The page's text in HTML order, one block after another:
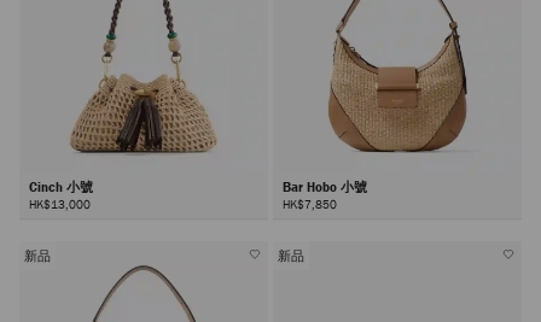
Cinch 小號
HK$13,000
Bar Hobo 小號
HK$7,850
新品 新品